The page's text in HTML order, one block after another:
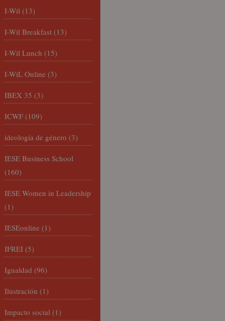
I-Wil (13)
I-Wil Breakfast (13)
I-Wil Lunch (15)
I-WiL Online (3)
IBEX 35 (3)
ICWF (109)
ideología de género (3)
IESE Business School
(160)
IESE Women in Leadership
(1)
IESEonline (1)
IFREI (5)
Igualdad (96)
Ilustración (1)
Impacto social (1)